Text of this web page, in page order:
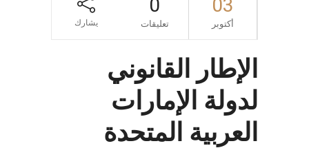
03
أكتوبر
0
تعليقات يشارك
الإطار القانوني
لدولة الإمارات
العربية المتحدة